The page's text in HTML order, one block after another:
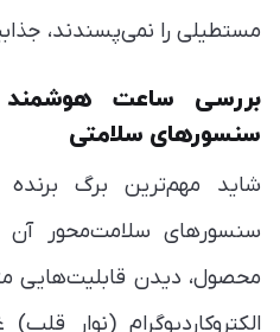
مستطیلی را نمی‌پسندند،
سنسورهای سلامتی
سنسورهای سلامت‌محور آن
محصول، دیدن قابلیت‌هایی
الکتروکاردیوگرام (نوار